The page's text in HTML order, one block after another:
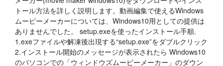
トール方法を詳しく説明します。動画編集で使えるWindows
ムービーメーカーについては、Windows10用としての提供は
ありませんでした。 setup.exeを使ったインストール手順.
1.exeファイルや解凍後出現する“setup.exe”をダブルクリック
2.インストール開始のメッセージが表示されたら Windows10
のパソコンでの「ウィンドウズムービーメーカー」のダウン